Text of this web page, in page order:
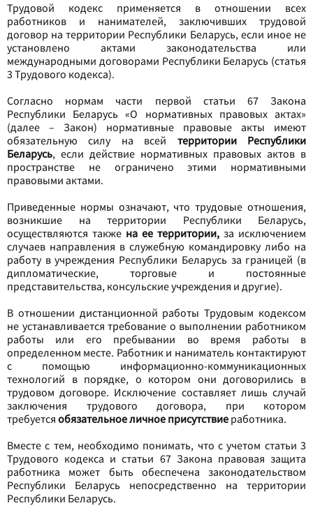
Трудовой кодекс применяется в отношении всех
работников и нанимателей, заключивших трудовой
договор на территории Республики Беларусь, если иное не
установлено актами законодательства или
международными договорами Республики Беларусь (статья
3 Трудового кодекса).
Согласно нормам части первой статьи 67 Закона
Республики Беларусь «О нормативных правовых актах»
(далее – Закон) нормативные правовые акты имеют
обязательную силу на всей территории Республики
Беларусь, если действие нормативных правовых актов в
пространстве не ограничено этими нормативными
правовыми актами.
Приведенные нормы означают, что трудовые отношения,
возникшие на территории Республики Беларусь,
осуществляются также на ее территории, за исключением
случаев направления в служебную командировку либо на
работу в учреждения Республики Беларусь за границей (в
дипломатические, торговые и постоянные
представительства, консульские учреждения и другие).
В отношении дистанционной работы Трудовым кодексом
не устанавливается требование о выполнении работником
работы или его пребывании во время работы в
определенном месте. Работник и наниматель контактируют
с помощью информационно-коммуникационных
технологий в порядке, о котором они договорились в
трудовом договоре. Исключение составляет лишь случай
заключения трудового договора, при котором
требуется обязательное личное присутствие работника.
Вместе с тем, необходимо понимать, что с учетом статьи 3
Трудового кодекса и статьи 67 Закона правовая защита
работника может быть обеспечена законодательством
Республики Беларусь непосредственно на территории
Республики Беларусь.